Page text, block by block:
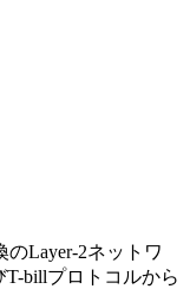
のLayer-2ネットワ
T-billプロトコルから